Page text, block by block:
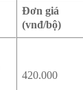
Đơn giá
(vnđ/bộ)
420.000